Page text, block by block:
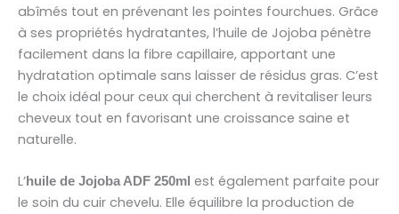
abîmés tout en prévenant les pointes fourchues. Grâce
à ses propriétés hydratantes, l’huile de Jojoba pénètre
facilement dans la fibre capillaire, apportant une
hydratation optimale sans laisser de résidus gras. C’est
le choix idéal pour ceux qui cherchent à revitaliser leurs
cheveux tout en favorisant une croissance saine et
naturelle.
L’huile de Jojoba ADF 250ml est également parfaite pour
le soin du cuir chevelu. Elle équilibre la production de